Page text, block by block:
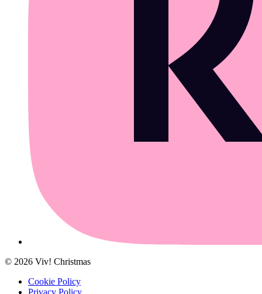
© 2026 Viv! Christmas
Cookie Policy